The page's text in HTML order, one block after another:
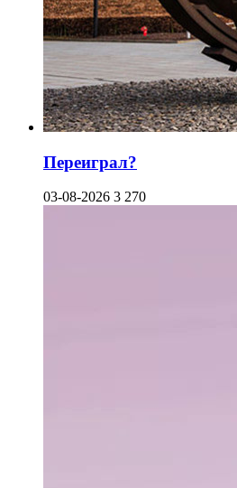
Переиграл?
03-08-2026 3 270